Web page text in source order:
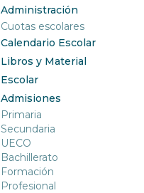
Administración
Cuotas escolares
Calendario Escolar
Libros y Material
Escolar
Admisiones
Primaria
Secundaria
UECO
Bachillerato
Formación
Profesional